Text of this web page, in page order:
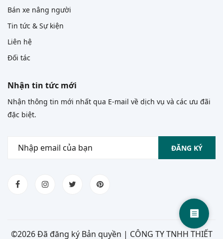
Bán xe nâng người
Tin tức & Sự kiện
Liên hệ
Đối tác
Nhận tin tức mới
Nhận thông tin mới nhất qua E-mail về dịch vụ và các ưu đãi
đặc biệt.
ĐĂNG KÝ
©2026 Đã đăng ký Bản quyền | CÔNG TY TNHH THIẾT